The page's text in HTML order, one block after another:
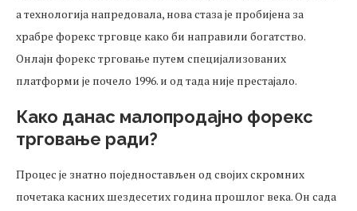
а технологија напредовала, нова стаза је пробијена за
храбре форекс трговце како би направили богатство.
Онлајн форекс трговање путем специјализованих
платформи је почело 1996. и од тада није престајало.
Како данас малопродајно форекс
трговање ради?
Процес је знатно поједностављен од својих скромних
почетака касних шездесетих година прошлог века. Он сада